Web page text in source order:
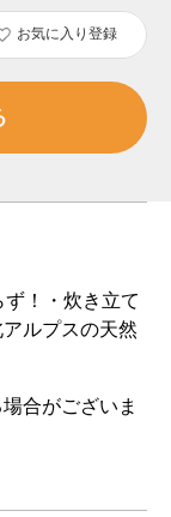
お気に入り登録
ず！・炊き立て
ルプスの天然
合がございま